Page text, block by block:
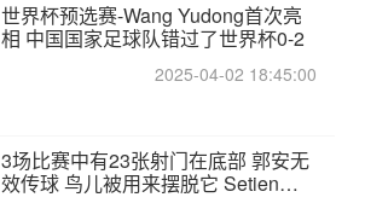
世界杯预选赛-Wang Yudong首次亮
相 中国国家足球队错过了世界杯0-2
2025-04-02 18:45:00
3场比赛中有23张射门在底部 郭安无
效传球 鸟儿被用来摆脱它 Setien痴